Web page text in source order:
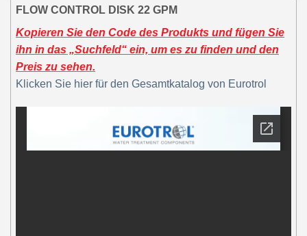
FLOW CONTROL DISK 22 GPM
Kopieren Sie den Code des Produkts und fügen Sie
ihn in das „Suchfeld“ ein, um es zu finden und den
Preis zu sehen.
Klicken Sie hier für den Gesamtkatalog von Eurotrol